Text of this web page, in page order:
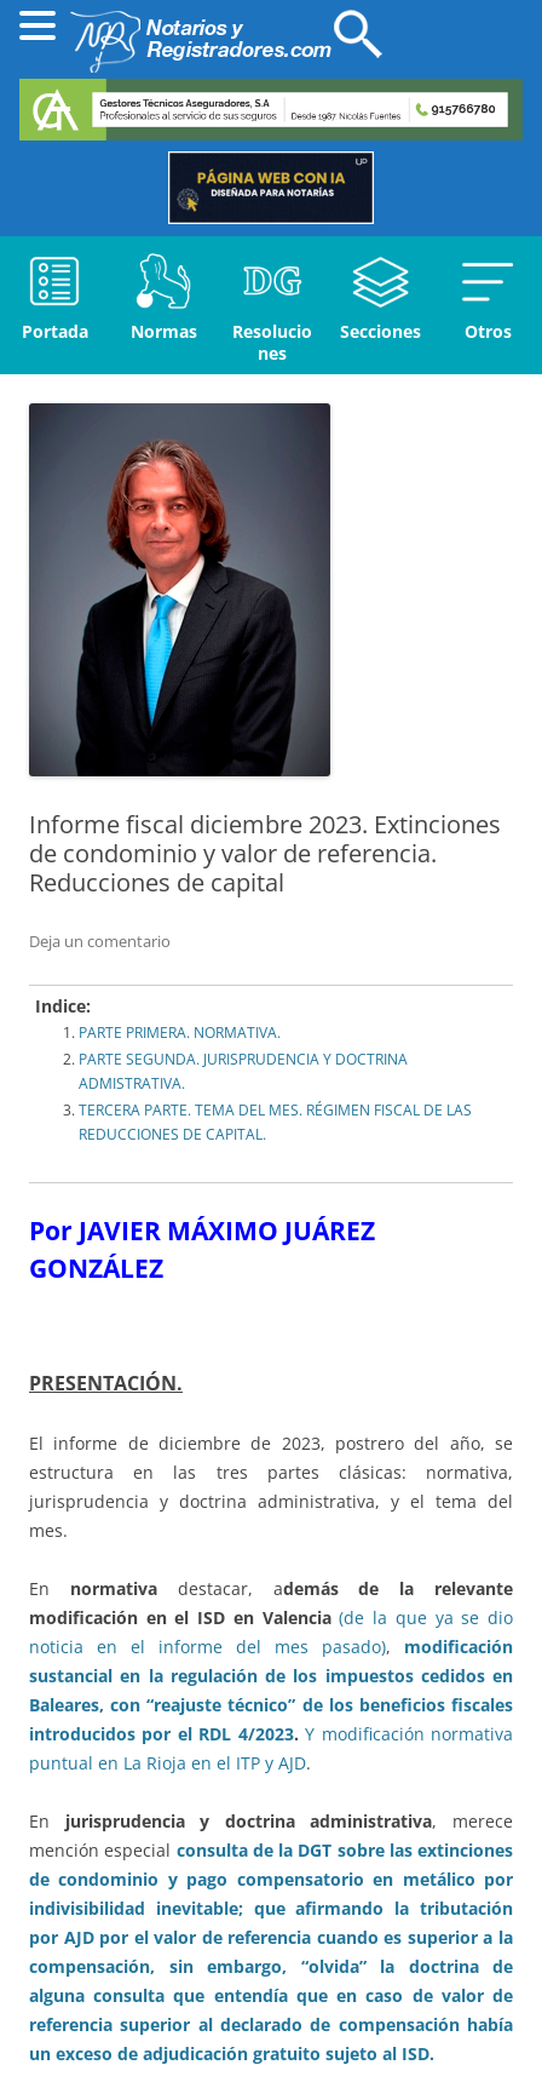
Portada Normas
Resolucio
nes
Secciones Otros
Informe fiscal diciembre 2023. Extinciones
de condominio y valor de referencia.
Reducciones de capital
Deja un comentario
Indice:
PARTE PRIMERA. NORMATIVA.
PARTE SEGUNDA. JURISPRUDENCIA Y DOCTRINA
ADMISTRATIVA.
TERCERA PARTE. TEMA DEL MES. RÉGIMEN FISCAL DE LAS
REDUCCIONES DE CAPITAL.
Por JAVIER MÁXIMO JUÁREZ
GONZÁLEZ
PRESENTACIÓN.
El informe de diciembre de 2023, postrero del año, se
estructura en las tres partes clásicas: normativa,
jurisprudencia y doctrina administrativa, y el tema del
mes.
En normativadestacar, además de la relevante
modificación en el ISD en Valencia(de la que ya se dio
noticia en el informe del mes pasado), modificación
sustancial en la regulación de los impuestos cedidos en
Baleares, con “reajuste técnico” de los beneficios fiscales
introducidos por el RDL 4/2023.Y modificación normativa
puntual en La Rioja en el ITP y AJD.
En jurisprudencia y doctrina administrativa, merece
mención especial consulta de la DGT sobre las extinciones
de condominio y pago compensatorio en metálico por
indivisibilidad inevitable; que afirmando la tributación
por AJD por el valor de referencia cuando es superior a la
compensación, sin embargo, “olvida” la doctrina de
alguna consulta que entendía que en caso de valor de
referencia superior al declarado de compensación había
un exceso de adjudicación gratuito sujeto al ISD.